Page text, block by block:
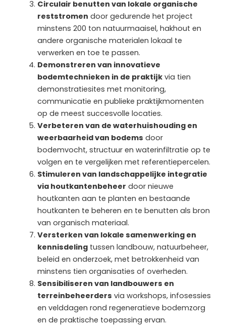
Circulair benutten van lokale organische
reststromen door gedurende het project
minstens 200 ton natuurmaaisel, hakhout en
andere organische materialen lokaal te
verwerken en toe te passen.
Demonstreren van innovatieve
bodemtechnieken in de praktijkvia tien
demonstratiesites met monitoring,
communicatie en publieke praktijkmomenten
op de meest succesvolle locaties.
Verbeteren van de waterhuishouding en
weerbaarheid van bodems door
bodemvocht, structuur en waterinfiltratie op te
volgen en te vergelijken met referentiepercelen.
Stimuleren van landschappelijke integratie
via houtkantenbeheer door nieuwe
houtkanten aan te planten en bestaande
houtkanten te beheren en te benutten als bron
van organisch materiaal.
Versterken van lokale samenwerking en
kennisdelingtussen landbouw, natuurbeheer,
beleid en onderzoek, met betrokkenheid van
minstens tien organisaties of overheden.
Sensibiliseren van landbouwers en
terreinbeheerders via workshops, infosessies
en velddagen rond regeneratieve bodemzorg
en de praktische toepassing ervan.